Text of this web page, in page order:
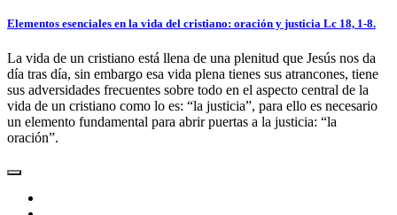
Elementos esenciales en la vida del cristiano: oración y justicia Lc 18, 1-8.
La vida de un cristiano está llena de una plenitud que Jesús nos da
día tras día, sin embargo esa vida plena tienes sus atrancones, tiene
sus adversidades frecuentes sobre todo en el aspecto central de la
vida de un cristiano como lo es: “la justicia”, para ello es necesario
un elemento fundamental para abrir puertas a la justicia: “la
oración”.